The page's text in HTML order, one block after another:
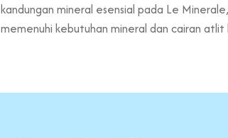
kandungan mineral esensial pada Le
memenuhi kebutuhan mineral dan cairan atlit